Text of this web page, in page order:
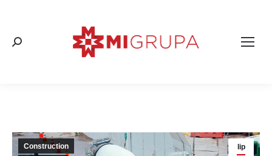
Search:
lip
Construction